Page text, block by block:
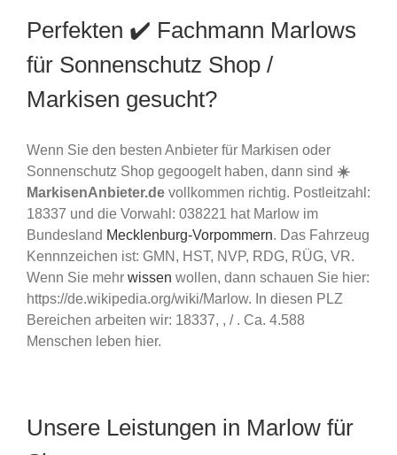
Perfekten ✔️ Fachmann Marlows
für Sonnenschutz Shop /
Markisen gesucht?
Wenn Sie den besten Anbieter für Markisen oder
Sonnenschutz Shop gegoogelt haben, dann sind ☀️
MarkisenAnbieter.de vollkommen richtig. Postleitzahl:
18337 und die Vorwahl: 038221 hat Marlow im
Bundesland Mecklenburg-Vorpommern. Das Fahrzeug
Kennnzeichen ist: GMN, HST, NVP, RDG, RÜG, VR.
Wenn Sie mehr wissen wollen, dann schauen Sie hier:
https://de.wikipedia.org/wiki/Marlow. In diesen PLZ
Bereichen arbeiten wir: 18337, , / . Ca. 4.588
Menschen leben hier.
Unsere Leistungen in Marlow für